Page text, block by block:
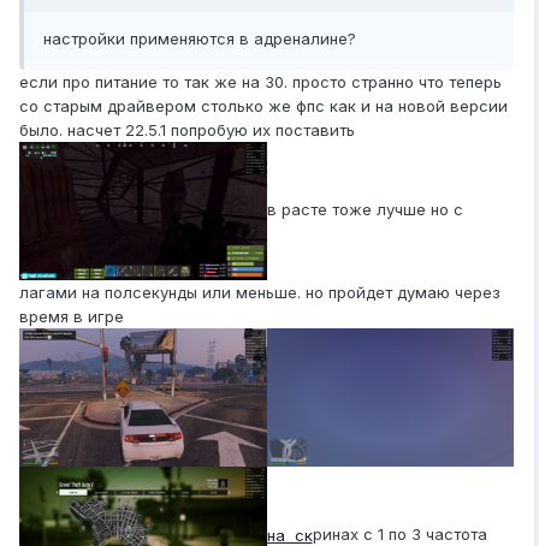
настройки применяются в адреналине?
если про питание то так же на 30. просто странно что теперь
со старым драйвером столько же фпс как и на новой версии
было. насчет 22.5.1 попробую их поставить
в расте тоже лучше но с
лагами на полсекунды или меньше. но пройдет думаю через
время в игре
на скринах с 1 по 3 частота